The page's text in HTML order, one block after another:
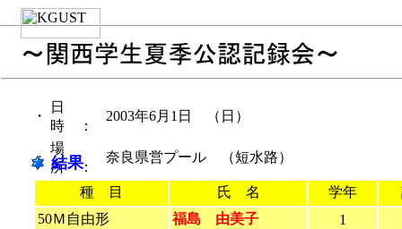
・
日
時 ：
2003年6月1日 （日）
・
場
所 ：
奈良県営プール （短水路）
種 目 氏 名 学年
50Ｍ自由形
福島 由美子
1
結果